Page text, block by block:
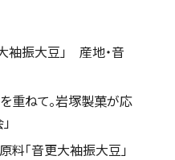
袖振大豆」 産地・音
重ねて。岩塚製菓が応
料「音更大袖振大豆」